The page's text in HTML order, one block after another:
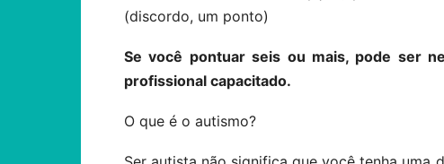
(discordo, um ponto)
Se você pontuar seis ou mais, pode ser
profissional capacitado.
O que é o autismo?